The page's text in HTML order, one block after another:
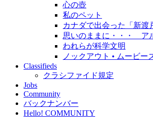
心の壺
私のペット
カナダで出会った「新渡
思いのままに・・・ ア
われらが科学文明
ノックアウト • ムービー
Classifieds
クラシファイド規定
Jobs
Community
バックナンバー
Hello! COMMUNITY